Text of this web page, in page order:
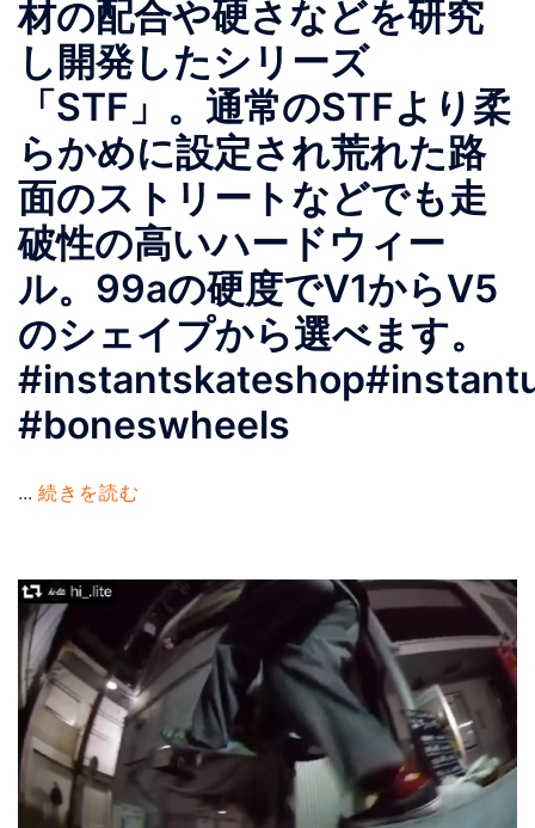
材の配合や硬さなどを研究
し開発したシリーズ
「STF」。通常のSTFより柔
らかめに設定され荒れた路
面のストリートなどでも走
破性の高いハードウィー
ル。99aの硬度でV1からV5
のシェイプから選べます。
#boneswheels
... 続きを読む